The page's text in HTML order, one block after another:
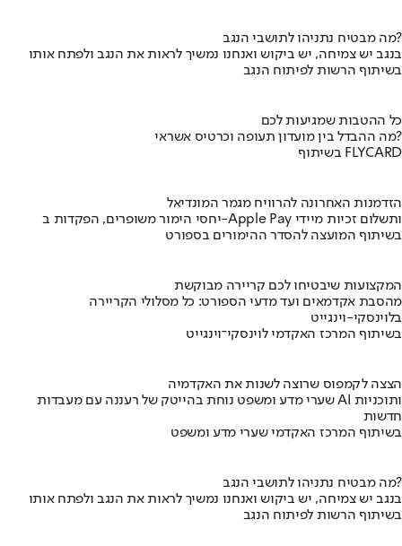
מה מבטיח נתניהו לתושבי הנגב?
בנגב יש צמיחה, יש ביקוש ואנחנו נמשיך לראות את הנגב ולפתח אותו
בשיתוף הרשות לפיתוח הנגב
כל ההטבות שמגיעות לכם
מה ההבדל בין מועדון תעופה וכרטיס אשראי?
בשיתוף FLYCARD
הזדמנות האחרונה להרוויח מגמר המונדיאל
יחסי הימור משופרים, הפקדות ב-Apple Pay ותשלום זכיות מיידי
בשיתוף המועצה להסדר ההימורים בספורט
המקצועות שיבטיחו לכם קריירה מבוקשת
מהסבת אקדמאים ועד מדעי הספורט: כל מסלולי הקריירה
בלוינסקי-וינגייט
בשיתוף המרכז האקדמי לוינסקי־וינגייט
הצצה לקמפוס שרוצה לשנות את האקדמיה
שערי מדע ומשפט נוחת בהייטק של רעננה עם מעבדות AI ותוכניות
חדשות
בשיתוף המרכז האקדמי שערי מדע ומשפט
מה מבטיח נתניהו לתושבי הנגב?
בנגב יש צמיחה, יש ביקוש ואנחנו נמשיך לראות את הנגב ולפתח אותו
בשיתוף הרשות לפיתוח הנגב